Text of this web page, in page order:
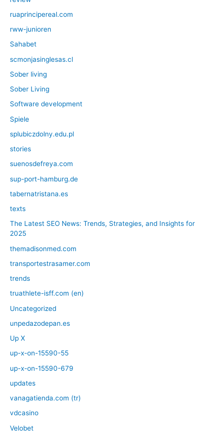
ruaprincipereal.com
rww-junioren
Sahabet
scmonjasinglesas.cl
Sober living
Sober Living
Software development
Spiele
splubiczdolny.edu.pl
stories
suenosdefreya.com
sup-port-hamburg.de
tabernatristana.es
texts
The Latest SEO News: Trends, Strategies, and Insights for
2025
themadisonmed.com
transportestrasamer.com
trends
truathlete-isff.com (en)
Uncategorized
unpedazodepan.es
Up X
up-x-on-15590-55
up-x-on-15590-679
updates
vanagatienda.com (tr)
vdcasino
Velobet